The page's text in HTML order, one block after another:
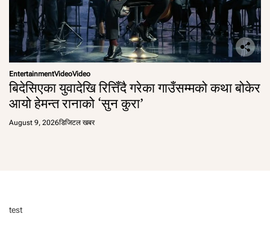
EntertainmentVideoVideo
बिदेसिएका युवादेखि रित्तिँदै गरेका गाउँसम्मको कथा बोकेर
आयो हेमन्त रानाको ‘सुन कुरा’
August 9, 2026डिजिटल खबर
test